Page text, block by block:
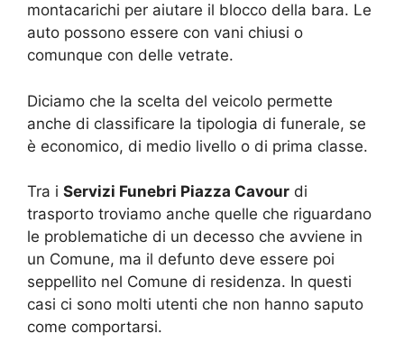
montacarichi per aiutare il blocco della bara. Le
auto possono essere con vani chiusi o
comunque con delle vetrate.
Diciamo che la scelta del veicolo permette
anche di classificare la tipologia di funerale, se
è economico, di medio livello o di prima classe.
Tra i Servizi Funebri Piazza Cavour di
trasporto troviamo anche quelle che riguardano
le problematiche di un decesso che avviene in
un Comune, ma il defunto deve essere poi
seppellito nel Comune di residenza. In questi
casi ci sono molti utenti che non hanno saputo
come comportarsi.